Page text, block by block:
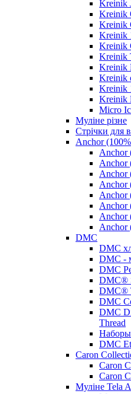
Kreinik
Kreinik
Kreinik
Kreinik
Kreinik
Kreinik
Kreinik
Kreinik
Kreinik
Kreinik
Micro
Муліне різне
Стрічки для
Anchor
Anchor
Anchor
Anchor
Anchor
Anchor
Anchor
Anchor
Anchor
DMC
DMC
DMC -
DMC
DMC®
DMC®
DMC
DMC
Thread
DMC
Caron
Caron
Caron
Муліне Tela